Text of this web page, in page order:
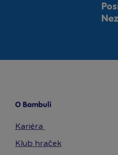
O Bambuli
Kariéra
Klub hraček